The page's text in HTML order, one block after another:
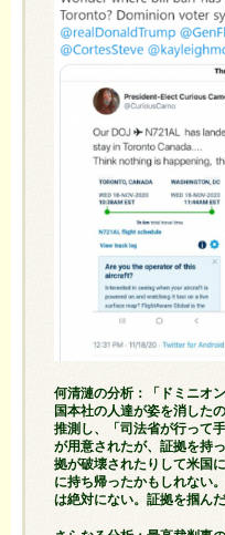
何清漣の分析：「ドミニオ
国本社の人達が姿を消した
推測し、「司法省が行って
が用意されたが、証拠を持
拠が破壊されたりして米国
に持ち帰ったかもしれない
は絶対にない。証拠を掴ん